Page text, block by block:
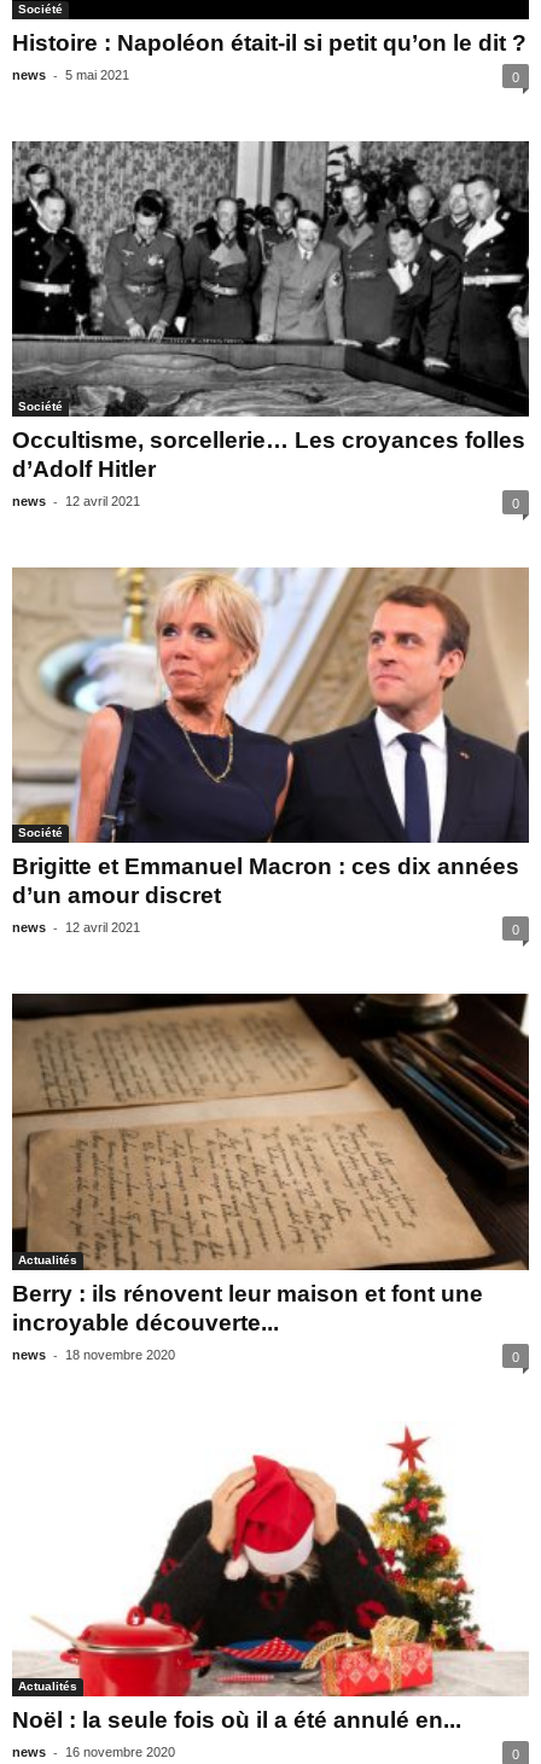
Société
Histoire : Napoléon était-il si petit qu’on le dit ?
news - 5 mai 2021 0
Société
Occultisme, sorcellerie… Les croyances folles
d’Adolf Hitler
news - 12 avril 2021 0
Société
Brigitte et Emmanuel Macron : ces dix années
d’un amour discret
news - 12 avril 2021 0
Actualités
Berry : ils rénovent leur maison et font une
incroyable découverte...
news - 18 novembre 2020 0
Actualités
Noël : la seule fois où il a été annulé en...
news - 16 novembre 2020 0